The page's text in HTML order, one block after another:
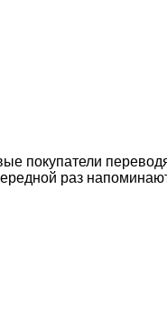
покупатели
раз